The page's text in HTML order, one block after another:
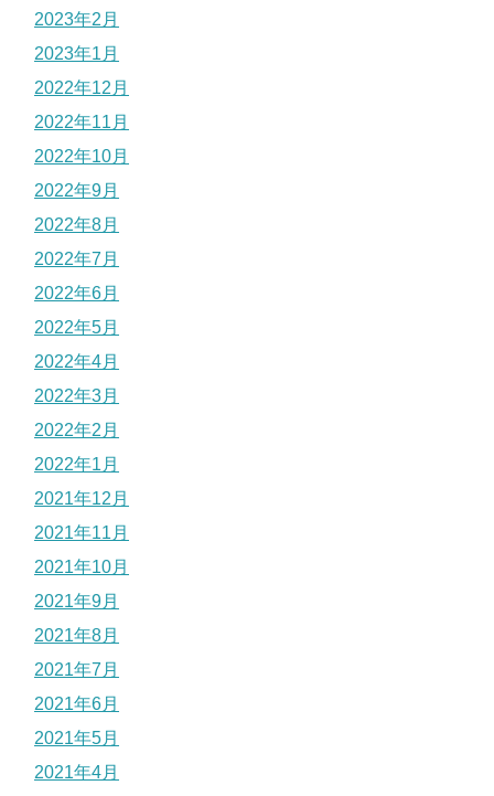
2023年2月
2023年1月
2022年12月
2022年11月
2022年10月
2022年9月
2022年8月
2022年7月
2022年6月
2022年5月
2022年4月
2022年3月
2022年2月
2022年1月
2021年12月
2021年11月
2021年10月
2021年9月
2021年8月
2021年7月
2021年6月
2021年5月
2021年4月